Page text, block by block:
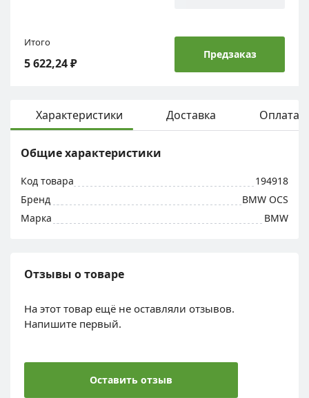
Итого
5 622,24 ₽
Предзаказ
Характеристики Доставка Оплата
Общие характеристики
Код товара
194918
Бренд
BMW OCS
Марка
BMW
Отзывы о товаре
На этот товар ещё не оставляли отзывов.
Напишите первый.
Оставить отзыв